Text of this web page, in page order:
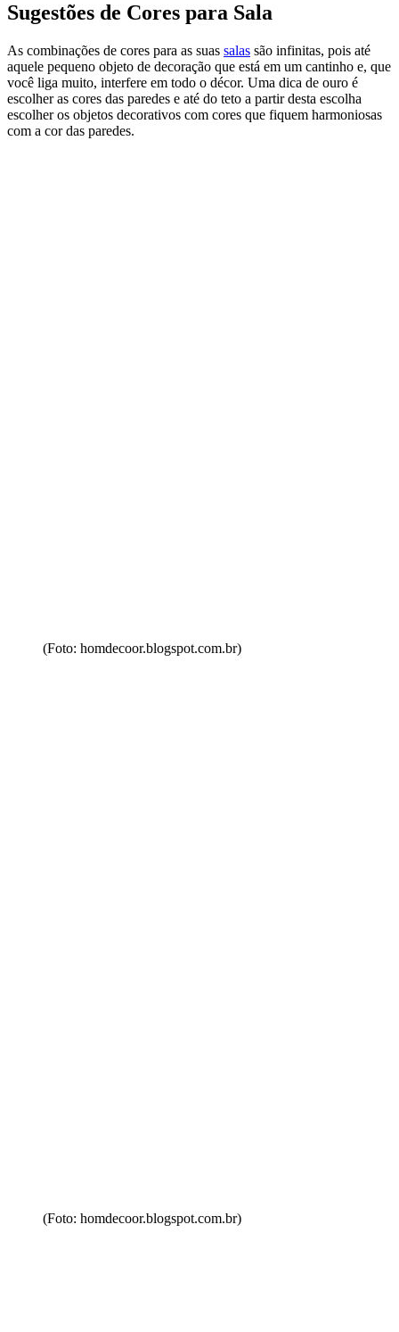
Sugestões de Cores para Sala
As combinações de cores para as suas salas são infinitas, pois até
aquele pequeno objeto de decoração que está em um cantinho e, que
você liga muito, interfere em todo o décor. Uma dica de ouro é
escolher as cores das paredes e até do teto a partir desta escolha
escolher os objetos decorativos com cores que fiquem harmoniosas
com a cor das paredes.
(Foto: homdecoor.blogspot.com.br)
(Foto: homdecoor.blogspot.com.br)